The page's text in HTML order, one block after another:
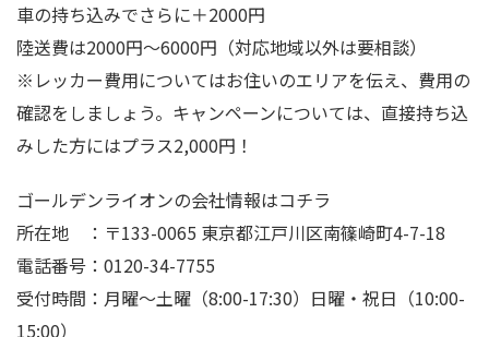
車の持ち込みでさらに＋2000円
陸送費は2000円～6000円（対応地域以外は要相談）
※レッカー費用についてはお住いのエリアを伝え、費用の
確認をしましょう。キャンペーンについては、直接持ち込
みした方にはプラス2,000円！
ゴールデンライオンの会社情報はコチラ
所在地 ：〒133-0065 東京都江戸川区南篠崎町4-7-18
電話番号：0120-34-7755
受付時間：月曜～土曜（8:00-17:30）日曜・祝日（10:00-
15:00）